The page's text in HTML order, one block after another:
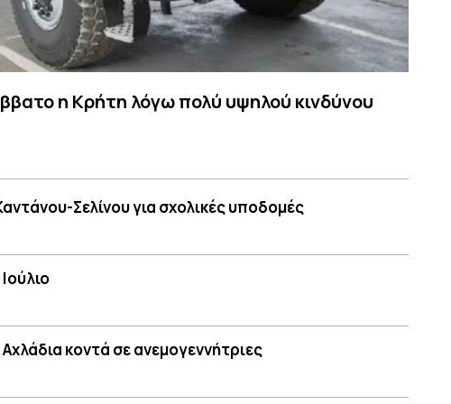
η Κρήτη λόγω πολύ υψηλού κινδύνου
Σελίνου για σχολικές υποδομές
κοντά σε ανεμογεννήτριες